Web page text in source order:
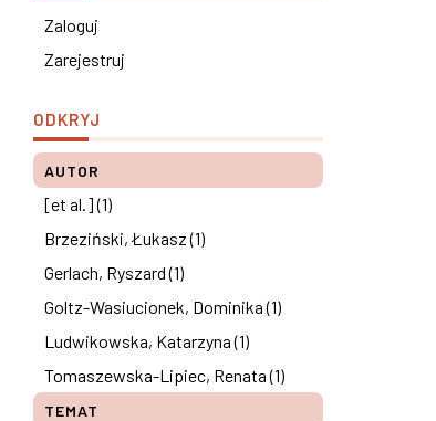
Zaloguj
Zarejestruj
ODKRYJ
AUTOR
[et al.] (1)
Brzeziński, Łukasz (1)
Gerlach, Ryszard (1)
Goltz-Wasiucionek, Dominika (1)
Ludwikowska, Katarzyna (1)
Tomaszewska-Lipiec, Renata (1)
TEMAT